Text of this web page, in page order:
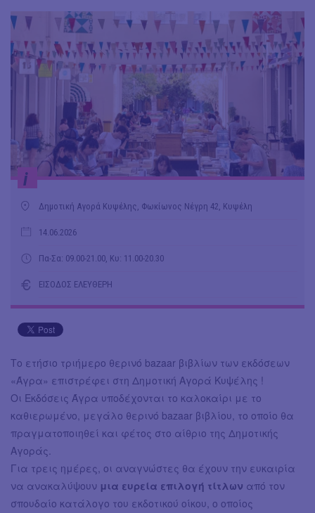
i
Δημοτική Αγορά Κυψέλης, Φωκίωνος Νέγρη 42, Κυψέλη
14.06.2026
Πα-Σα: 09.00-21.00, Κυ: 11.00-20.30
ΕΙΣΟΔΟΣ ΕΛΕΥΘΕΡΗ
Το ετήσιο τριήμερο θερινό bazaar βιβλίων των εκδόσεων
«Άγρα» επιστρέφει στη Δημοτική Αγορά Κυψέλης !
Οι Εκδόσεις Άγρα υποδέχονται το καλοκαίρι με το
καθιερωμένο, μεγάλο θερινό bazaar βιβλίου, το οποίο θα
πραγματοποιηθεί και φέτος στο αίθριο της Δημοτικής
Αγοράς.
Για τρεις ημέρες, οι αναγνώστες θα έχουν την ευκαιρία
να ανακαλύψουν μια ευρεία επιλογή τίτλων από τον
σπουδαίο κατάλογο του εκδοτικού οίκου, ο οποίος